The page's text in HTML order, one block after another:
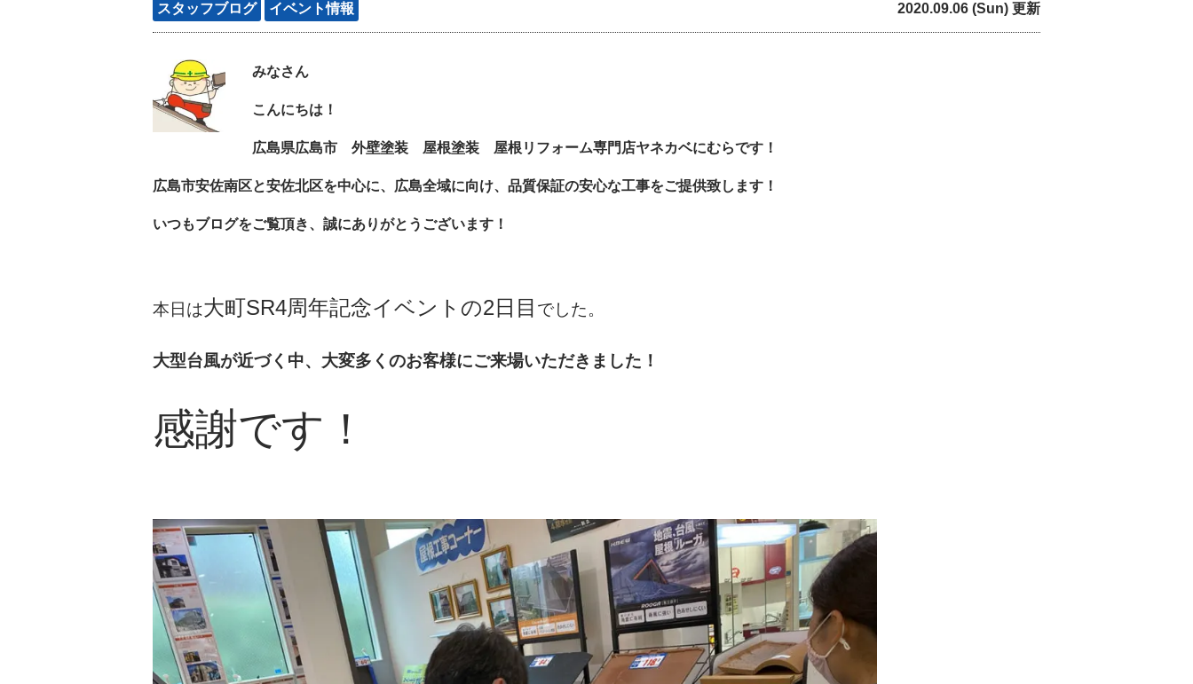
スタッフブログ イベント情報 2020.09.06 (Sun) 更新
みなさん
こんにちは！
広島県広島市 外壁塗装 屋根塗装 屋根リフォーム専門店ヤネカベにむらです！
広島市安佐南区と安佐北区を中心に、広島全域に向け、品質保証の安心な工事をご提供致します！
いつもブログをご覧頂き、誠にありがとうございます！
本日は大町SR4周年記念イベントの2 日目 でした。
大型台風が近づく中、大変多くのお客様にご来場いただきました！
感謝です！